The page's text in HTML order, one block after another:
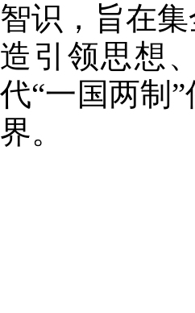
智识，旨在
造引领思想
代“一国两制
界。